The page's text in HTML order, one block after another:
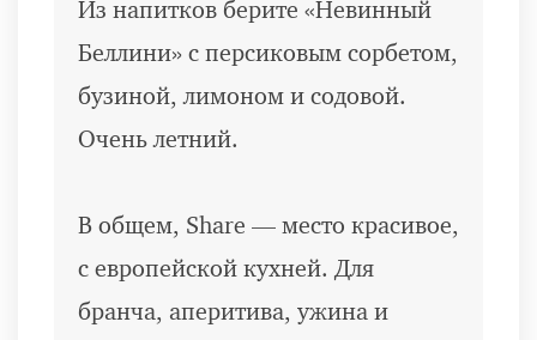
Из напитков берите «Невинный
Беллини» с персиковым сорбетом,
бузиной, лимоном и содовой.
Очень летний.
В общем, Share — место красивое,
с европейской кухней. Для
бранча, аперитива, ужина и